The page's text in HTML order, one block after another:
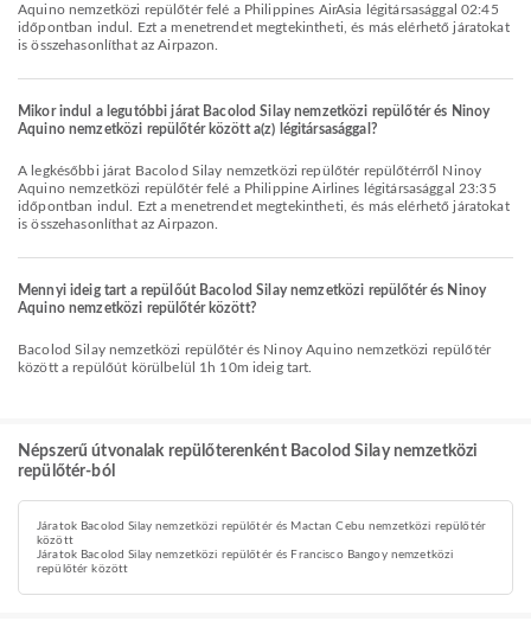
Aquino nemzetközi repülőtér felé a Philippines AirAsia légitársasággal 02:45
időpontban indul. Ezt a menetrendet megtekintheti, és más elérhető járatokat
is összehasonlíthat az Airpazon.
Mikor indul a legutóbbi járat Bacolod Silay nemzetközi repülőtér és Ninoy
Aquino nemzetközi repülőtér között a(z) légitársasággal?
A legkésőbbi járat Bacolod Silay nemzetközi repülőtér repülőtérről Ninoy
Aquino nemzetközi repülőtér felé a Philippine Airlines légitársasággal 23:35
időpontban indul. Ezt a menetrendet megtekintheti, és más elérhető járatokat
is összehasonlíthat az Airpazon.
Mennyi ideig tart a repülőút Bacolod Silay nemzetközi repülőtér és Ninoy
Aquino nemzetközi repülőtér között?
Bacolod Silay nemzetközi repülőtér és Ninoy Aquino nemzetközi repülőtér
között a repülőút körülbelül 1h 10m ideig tart.
Népszerű útvonalak repülőterenként Bacolod Silay nemzetközi
repülőtér-ból
Járatok Bacolod Silay nemzetközi repülőtér és Mactan Cebu nemzetközi repülőtér
között
Járatok Bacolod Silay nemzetközi repülőtér és Francisco Bangoy nemzetközi
repülőtér között